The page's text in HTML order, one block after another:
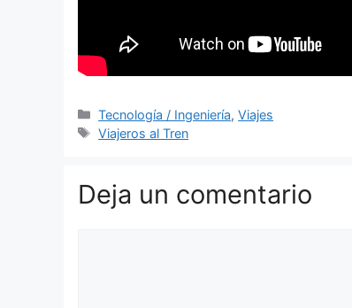
Categorías
Tecnología / Ingeniería,Viajes
Etiquetas
Viajeros al Tren
Deja un comentario